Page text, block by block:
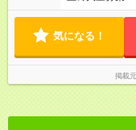
気になる！
掲載